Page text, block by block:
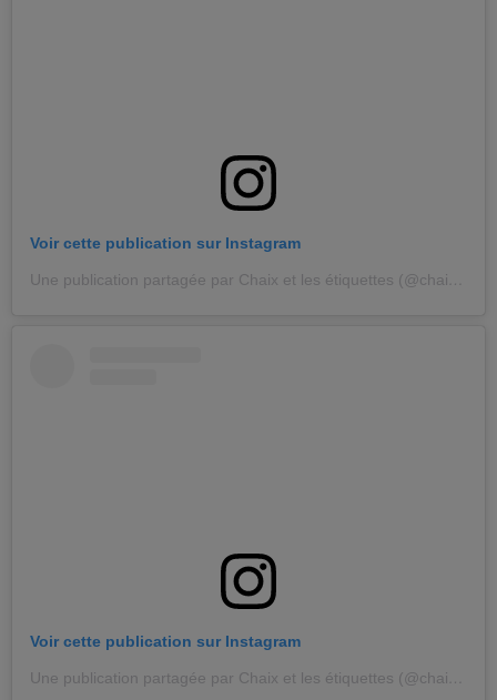
Voir cette publication sur Instagram
Voir cette publication sur Instagram
Une publication partagée par Chaix et les étiquettes (@chaixetlesetiquettes)